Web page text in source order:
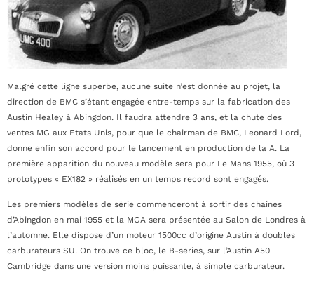
Malgré cette ligne superbe, aucune suite n’est donnée au projet, la
direction de BMC s’étant engagée entre-temps sur la fabrication des
Austin Healey à Abingdon. Il faudra attendre 3 ans, et la chute des
ventes MG aux Etats Unis, pour que le chairman de BMC, Leonard Lord,
donne enfin son accord pour le lancement en production de la A. La
première apparition du nouveau modèle sera pour Le Mans 1955, où 3
prototypes « EX182 » réalisés en un temps record sont engagés.
Les premiers modèles de série commenceront à sortir des chaines
d’Abingdon en mai 1955 et la MGA sera présentée au Salon de Londres à
l’automne. Elle dispose d’un moteur 1500cc d’origine Austin à doubles
carburateurs SU. On trouve ce bloc, le B-series, sur l’Austin A50
Cambridge dans une version moins puissante, à simple carburateur.